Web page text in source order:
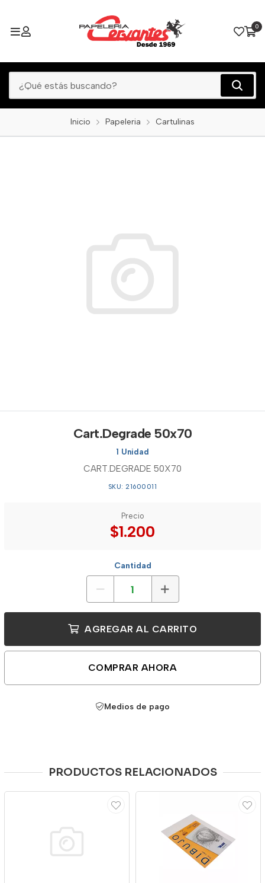
0
Inicio Papeleria Cartulinas
Cart.Degrade 50x70
1 Unidad
CART.DEGRADE 50X70
SKU: 21600011
Precio
$1.200
Cantidad
AGREGAR AL CARRITO
COMPRAR AHORA
Medios de pago
PRODUCTOS RELACIONADOS